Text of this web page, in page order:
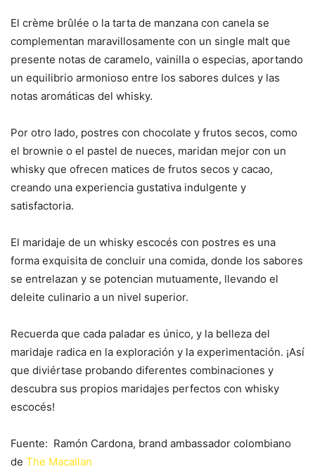
El crème brûlée o la tarta de manzana con canela se
complementan maravillosamente con un single malt que
presente notas de caramelo, vainilla o especias, aportando
un equilibrio armonioso entre los sabores dulces y las
notas aromáticas del whisky.
Por otro lado, postres con chocolate y frutos secos, como
el brownie o el pastel de nueces, maridan mejor con un
whisky que ofrecen matices de frutos secos y cacao,
creando una experiencia gustativa indulgente y
satisfactoria.
El maridaje de un whisky escocés con postres es una
forma exquisita de concluir una comida, donde los sabores
se entrelazan y se potencian mutuamente, llevando el
deleite culinario a un nivel superior.
Recuerda que cada paladar es único, y la belleza del
maridaje radica en la exploración y la experimentación. ¡Así
que diviértase probando diferentes combinaciones y
descubra sus propios maridajes perfectos con whisky
escocés!
Fuente: Ramón Cardona, brand ambassador colombiano
de The Macallan